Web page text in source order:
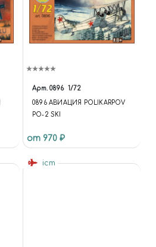
Арт. 0896 1/72
0896 АВИАЦИЯ POLIKARPOV
PO-2 SKI
от 970 ₽
icm